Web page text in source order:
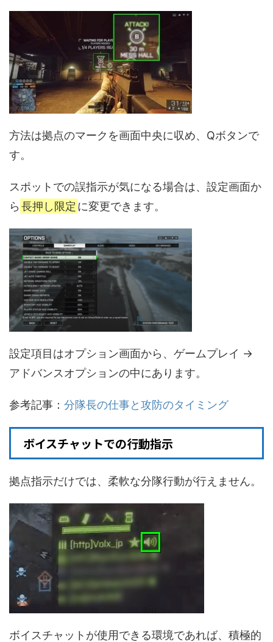
方法は拠点のマークを画面中央に収め、Qボタンで
す。
スポットでの誤指示が気になる場合は、設定画面か
ら 長押し限定 に変更できます。
設定項目はオプション画面から、ゲームプレイ →
アドバンスオプションの中にあります。
参考記事： 分隊長の仕事と攻防のタイミング
ボイスチャットでの行動指示
拠点指示だけでは、柔軟な分隊行動が行えません。
ボイスチャットが使用できる環境であれば、積極的